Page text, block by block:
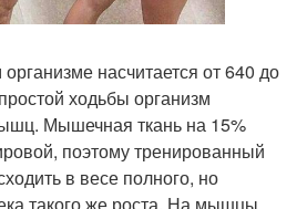
насчитается от 640 до
ходьбы организм
Мышечная ткань на 15%
поэтому тренированный
в весе полного, но
такого же роста. На мышцы